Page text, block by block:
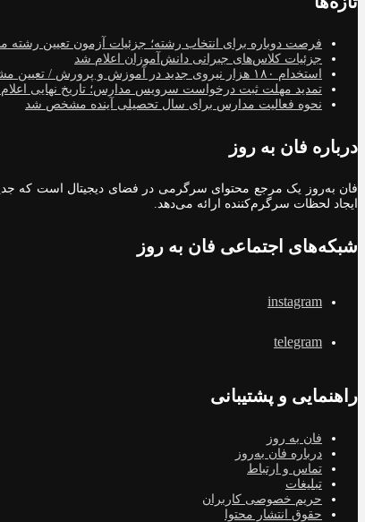
فرصت دوباره برای انتخاب رشته؛ جزئیات آزمون تعیین رشته
جزئیات کلاس‌های جبرانی دانش‌آموزان اعلام شد
استخدام ۱۸۰ هزار نیروی جدید در آموزش‌ و پرورش / تعیین مشوق برای استمرار خدمت معلمان
تمدید مهلت ثبت درخواست سرویس مدارس؛ تاریخ نهایی
نحوه فعالیت مدارس برای سال تحصیلی آینده مشخص شد
درباره فان به روز
فان به‌روز یک مرجع محتوای سرگرمی در فضای دیجیتال است که
ایجاد لحظات سرگرم‌کننده ارائه می‌دهد.
شبکه‌های اجتماعی فان به روز
instagram
telegram
راهنمایی و پشتیبانی
فان به روز
درباره فان به‌روز
تماس و ارتباط
تبلیغات
حریم خصوصی کاربران
حقوق انتشار محتوا